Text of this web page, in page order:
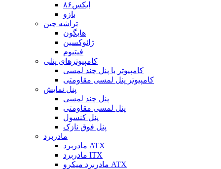
ایکس۸۶
بازو
تراشه چین
هایگون
ژائوکسین
فیتیوم
کامپیوترهای پنلی
کامپیوتر با پنل چند لمسی
کامپیوتر پنل لمسی مقاومتی
پنل نمایش
پنل چند لمسی
پنل لمسی مقاومتی
پنل کنسول
پنل فوق نازک
مادربرد
مادربرد ATX
مادربرد ITX
مادربرد میکرو ATX